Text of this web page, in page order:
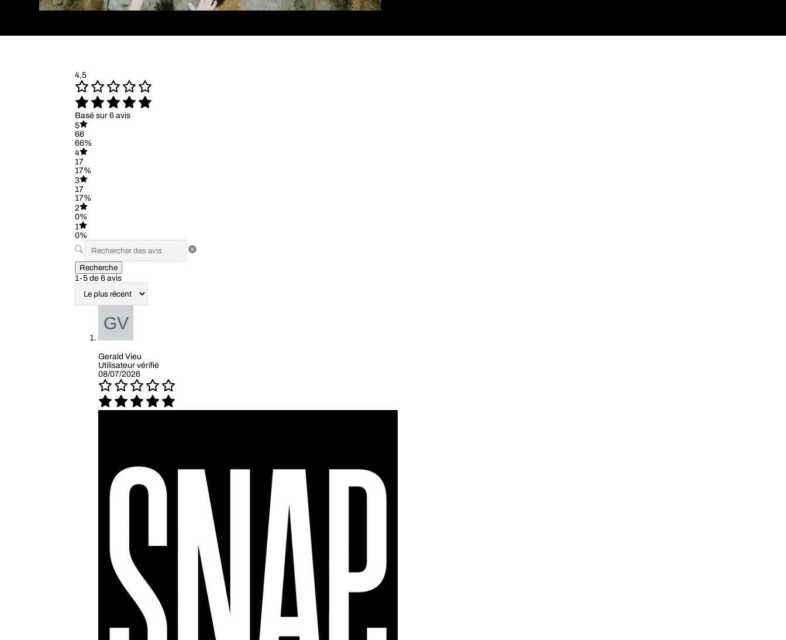
4,5
Basé sur 6 avis
5
66
66%
4
17
17%
3
17
17%
2
0%
1
0%
Recherche
1-5 de 6 avis
Gerald Vieu
Utilisateur vérifié
08/07/2026